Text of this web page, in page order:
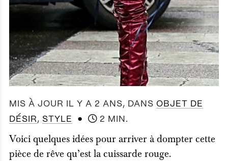
MIS À JOUR IL Y A 2 ANS, DANS OBJET DE
DÉSIR, STYLE ● 2 MIN.
Voici quelques idées pour arriver à dompter cette
pièce de rêve qu’est la cuissarde rouge.